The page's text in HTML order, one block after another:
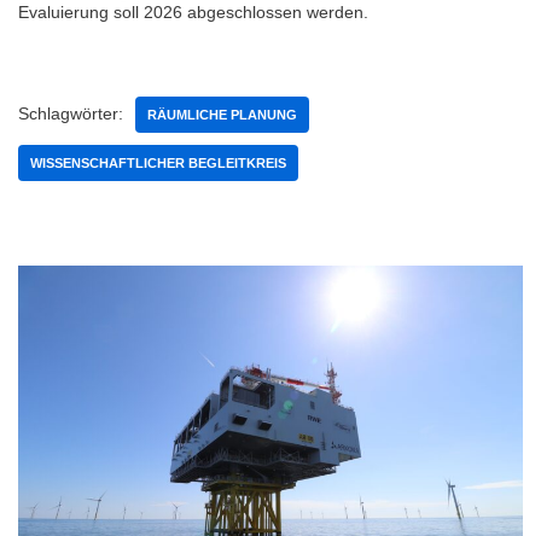
Evaluierung soll 2026 abgeschlossen werden.
Schlagwörter: RÄUMLICHE PLANUNG
WISSENSCHAFTLICHER BEGLEITKREIS